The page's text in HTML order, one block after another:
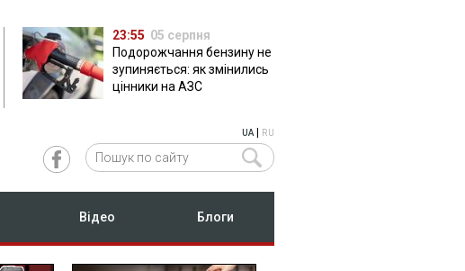
23:55 05 серпня
Подорожчання бензину не
зупиняється: як змінились
цінники на АЗС
UA| RU
Відео Блоги